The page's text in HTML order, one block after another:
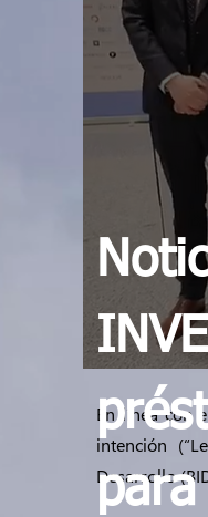
En línea con
intención
Desarrollo